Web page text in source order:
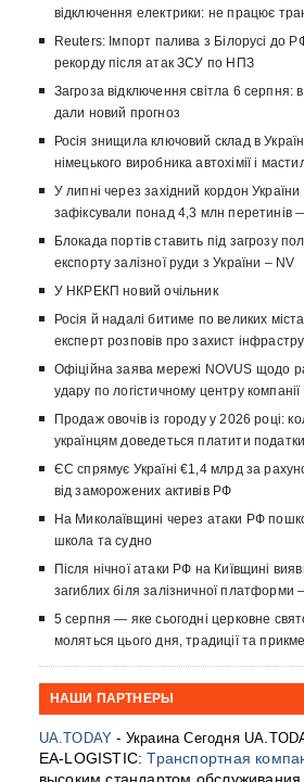
відключення електрики: не працює
Reuters: Імпорт палива з Білорусі до
рекорду після атак ЗСУ по НПЗ
Загроза відключення світла 6 серпня:
дали новий прогноз
Росія знищила ключовий склад в
німецького виробника автохімії і
У липні через західний кордон України
зафіксували понад 4,3 млн
Блокада портів ставить під загрозу
експорту залізної руди з України – NV
У НКРЕКП новий очільник
Росія й надалі битиме по великих
експерт розповів про захист
Офіційна заява мережі NOVUS щодо
удару по логістичному центру компанії
Продаж овочів із городу у 2026 році:
українцям доведеться платити податки
ЄС спрямує Україні €1,4 млрд за
від заморожених активів РФ
На Миколаївщині через атаки РФ
школа та судно
Після нічної атаки РФ на Київщині
загиблих біля залізничної
5 серпня — яке сьогодні церковне
моляться цього дня, традиції та
НАШИ ПАРТНЕРЫ
UA.TODAY - Украина Сегодня
EA-LOGISTIC:Транспортная
высоким стандартом обслуживания